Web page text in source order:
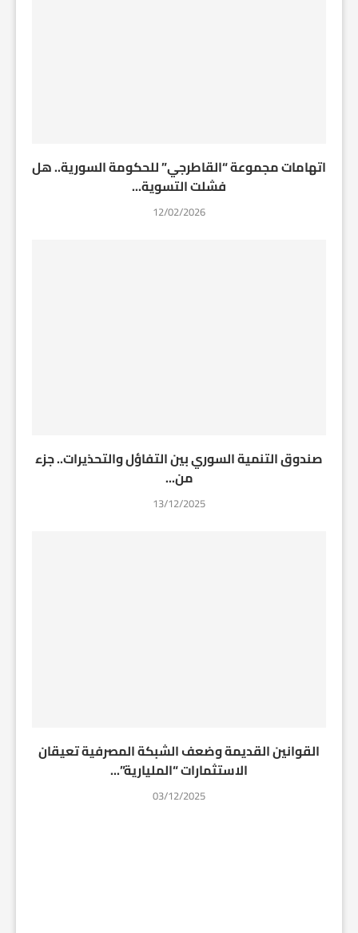
اتهامات مجموعة “القاطرجي” للحكومة السورية.. هل
فشلت التسوية...
12/02/2026
صندوق التنمية السوري بين التفاؤل والتحذيرات.. جزء
من...
13/12/2025
القوانين القديمة وضعف الشبكة المصرفية تعيقان
الاستثمارات “المليارية”...
03/12/2025